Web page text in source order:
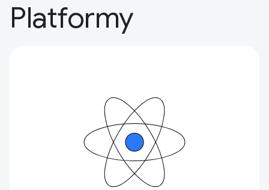
Platformy